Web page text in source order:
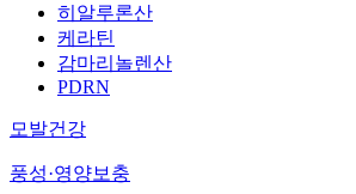
히알루론산
케라틴
감마리놀렌산
PDRN
모발건강
풍성·영양보충